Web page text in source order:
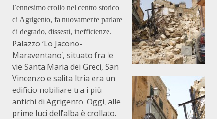
l’ennesimo crollo nel centro storico
di Agrigento, fa nuovamente parlare
di degrado, dissesti, inefficienze.
Palazzo ‘Lo Jacono-
Maraventano’, situato fra le
vie Santa Maria dei Greci, San
Vincenzo e salita Itria era un
edificio nobiliare tra i più
antichi di Agrigento. Oggi, alle
prime luci dell’alba è crollato.